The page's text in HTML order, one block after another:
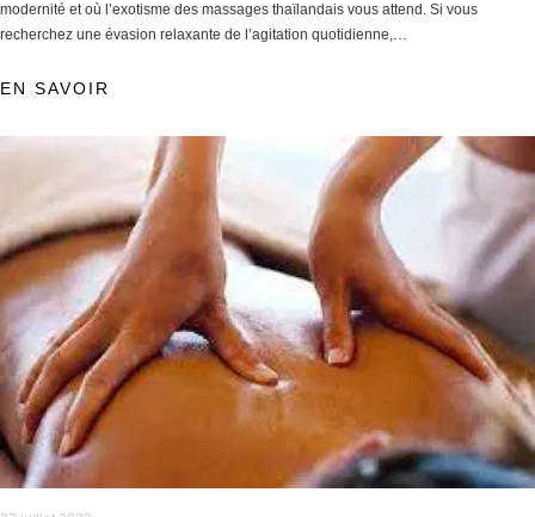
modernité et où l’exotisme des massages thaïlandais vous attend. Si vous
recherchez une évasion relaxante de l’agitation quotidienne,…
EN SAVOIR